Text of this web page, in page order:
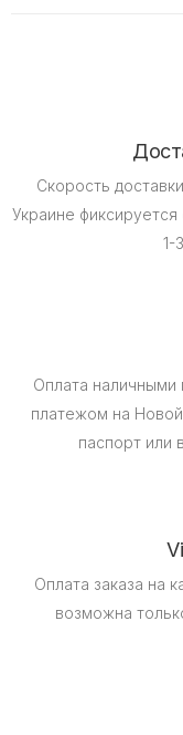
Скорость
Украине
1-
Оплата наличными
платежом на
паспорт или
Оплата заказа на
возможна